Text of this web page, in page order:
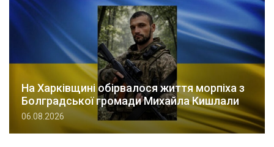
На Харківщині обірвалося життя морпіха з
Болградської громади Михайла Кишлали
06.08.2026